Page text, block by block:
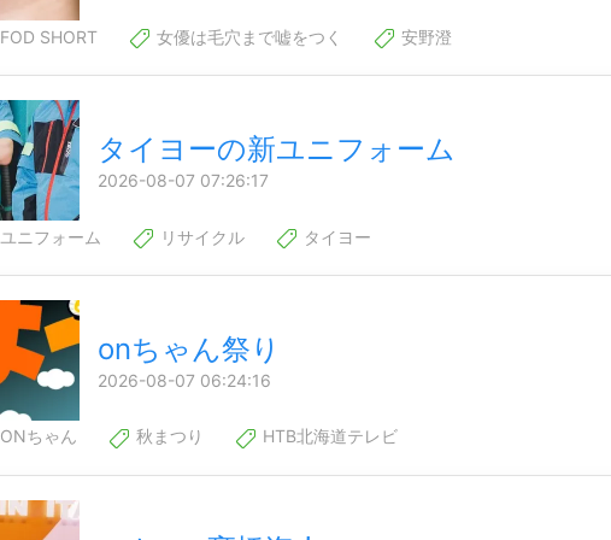
FOD SHORT 女優は毛穴まで嘘をつく 安野澄
タイヨーの新ユニフォーム
2026-08-07 07:26:17
ユニフォーム リサイクル タイヨー
onちゃん祭り
2026-08-07 06:24:16
ONちゃん 秋まつり HTB北海道テレビ